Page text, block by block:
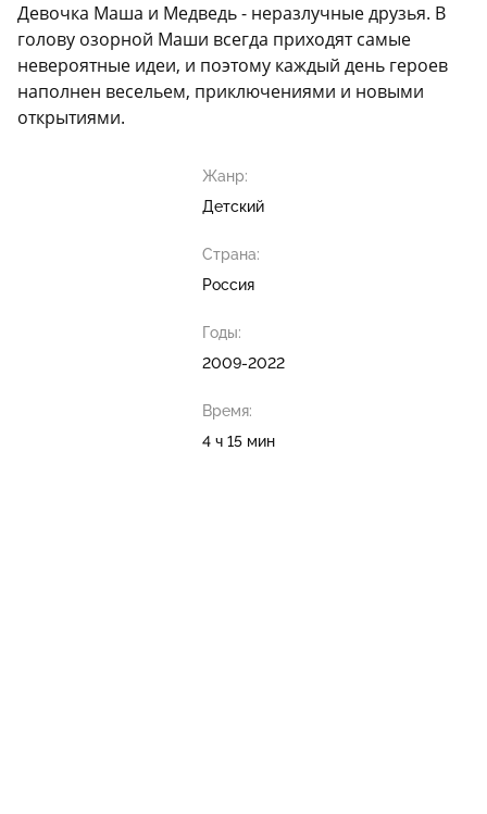
Девочка Маша и Медведь - неразлучные друзья. В
голову озорной Маши всегда приходят самые
невероятные идеи, и поэтому каждый день героев
наполнен весельем, приключениями и новыми
открытиями.
Жанр:
Детский
Страна:
Россия
Годы:
2009-2022
Время:
4 ч 15 мин